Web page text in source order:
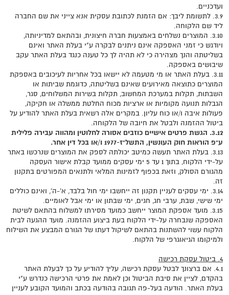
ועדכניים.
3.9. לתשומת ליבך: אם הזמנת לכתובת עסקית אנא צייני את שם החברה
ליד שם הלקוחה.
3.10. המוצרים נשלחים באמצעות חברה חיצונית, ובהתאם למדיניותה,
ויודגש כי זמני האספקה אינם ניתנים לבקרה ע"י בעלת האתר ואינם
בשליטתה והנך מצהירה כי לא תהיה לך כל טענה כנגד בעלת האתר עקב
שיבושים באספקה.
3.11. בעלת האתר או מי מטעמה לא יישאו בכל אחריות לעיכובים באספקת
המוצרים כתוצאה מאירועים שאינם בשליטתה, כדוגמת שביתות או
השבתות, תקלות במערכת המחשוב, תקלות בשירות המשלוחים, סגר,
הגבלות תנועה מקומיות או ארציות מכוח החלטת ממשלה או חקיקה,
פעולות איבה ו/או כוח עליון. במקרים אלה רשאית בעלת האתר להודיע על
ביטול ההזמנה ולבטל את חיובה של הלקוחה.
3.12. הגשת פרטים אישיים כוזבים אסורה לחלוטין ומהווה עבירה פלילית
ע"פ הוראות חוק העונשין, התשל"ז-1977 ו/או בכל דין אחר.
3.13. בעלת האתר תעשה כמיטב יכולתה לספק את המוצרים שנרכשו באתר
על-ידי הלקוח, בתוך 1 עד 5 ימי עסקים ממועד קבלת אישור העסקה
מהגורם הסולק, וזאת בכפוף לזמינות המלאי ולתנאים המפורטים בתקנון
זה.
3.14. ימי עסקים לעניין תקנון זה ייחשבו ימי חול בלבד, א’-ה’, ואינם כוללים
ימי שישי, שבת, ערבי חג, חגים, ימי שבתון או ימי אבל לאומיים.
3.15. מועד אספקת המוצר ייחשב כמועד מסירתו למשלוח בהתאם לשיטת
האספקה שנבחרה על-ידי הלקוח בעת ביצוע ההזמנה. מועד ההגעה לבית
הלקוח עשוי להשתנות בהתאם לשיקול דעתו של הגורם המבצע את השילוח
ולמיקומו הגיאוגרפי של הלקוח.
4. ביטול עסקת רכישה
4.1. אם ברצונך לבטל עסקת רכישה, עליך להודיע על כך לבעלת האתר
בהקדם, לציין את סיבת הביטול וכן לאמת את פרטי הרכישה כנדרש ע"י
בעלת האתר. הודעה בעל-פה תגובה בהודעה בכתב והמועד הקובע לעניין